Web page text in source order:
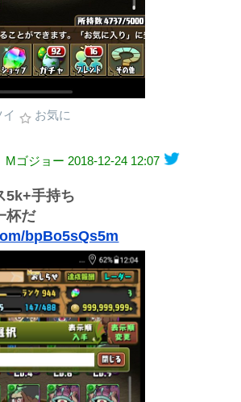
イ お気に
Mゴジョー 2018-12-24 12:07
5k+手持ち
杯だ
bpBo5sQs5m